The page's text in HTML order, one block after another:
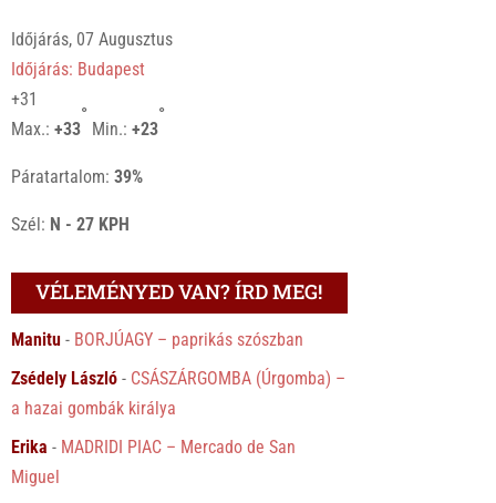
Időjárás, 07 Augusztus
Időjárás: Budapest
+31
Max.:+33
°
Min.:+23
°
Páratartalom:39%
Szél: N - 27 KPH
VÉLEMÉNYED VAN? ÍRD MEG!
Manitu - BORJÚAGY – paprikás szószban
Zsédely László - CSÁSZÁRGOMBA (Úrgomba) –
a hazai gombák királya
Erika - MADRIDI PIAC – Mercado de San
Miguel